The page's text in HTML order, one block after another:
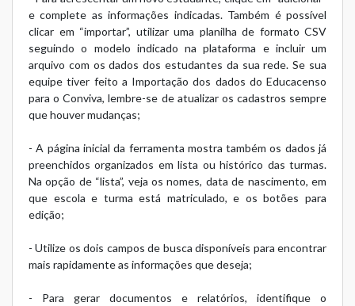
e complete as informações indicadas. Também é possível
clicar em “importar”, utilizar uma planilha de formato CSV
seguindo o modelo indicado na plataforma e incluir um
arquivo com os dados dos estudantes da sua rede. Se sua
equipe tiver feito a Importação dos dados do Educacenso
para o Conviva, lembre-se de atualizar os cadastros sempre
que houver mudanças;
- A página inicial da ferramenta mostra também os dados já
preenchidos organizados em lista ou histórico das turmas.
Na opção de “lista”, veja os nomes, data de nascimento, em
que escola e turma está matriculado, e os botões para
edição;
- Utilize os dois campos de busca disponíveis para encontrar
mais rapidamente as informações que deseja;
- Para gerar documentos e relatórios, identifique o